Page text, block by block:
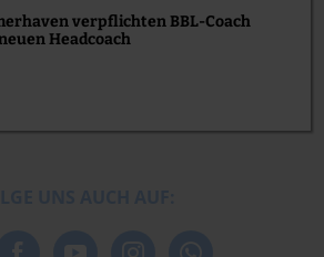
verpflichten BBL-Coach
Headcoach